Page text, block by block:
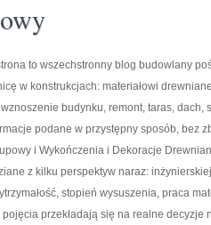
to wszechstronny blog budowlany
w konstrukcjach: materiałowi
budynku, remont, taras,
podane w przystępny sposób, bez
i Wykończenia i Dekoracje
z kilku perspektyw naraz:
stopień wysuszenia, praca
przekładają się na realne decyzje